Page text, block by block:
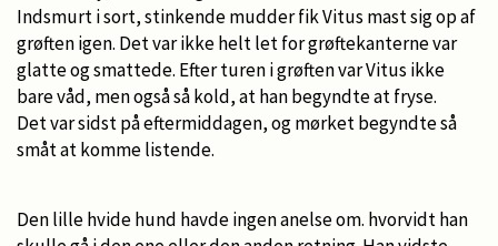
Indsmurt i sort, stinkende mudder fik Vitus mast sig op af
grøften igen. Det var ikke helt let for grøftekanterne var
glatte og smattede. Efter turen i grøften var Vitus ikke
bare våd, men også så kold, at han begyndte at fryse.
Det var sidst på eftermiddagen, og mørket begyndte så
småt at komme listende.
Den lille hvide hund havde ingen anelse om. hvorvidt han